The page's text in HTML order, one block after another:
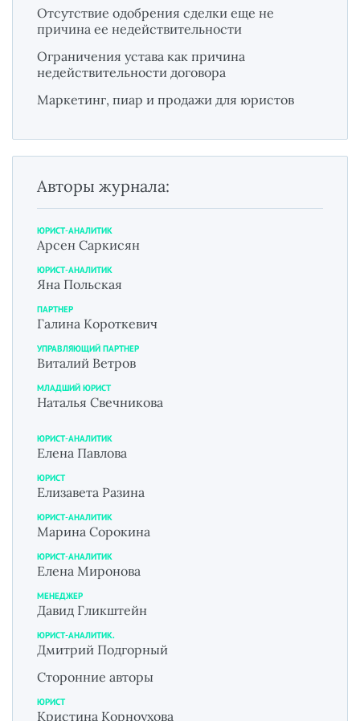
Отсутствие одобрения сделки еще не
причина ее недействительности
Ограничения устава как причина
недействительности договора
Маркетинг, пиар и продажи для юристов
Авторы журнала:
ЮРИСТ-АНАЛИТИК
Арсен Саркисян
ЮРИСТ-АНАЛИТИК
Яна Польская
ПАРТНЕР
Галина Короткевич
УПРАВЛЯЮЩИЙ ПАРТНЕР
Виталий Ветров
МЛАДШИЙ ЮРИСТ
Наталья Свечникова
ЮРИСТ-АНАЛИТИК
Елена Павлова
ЮРИСТ
Елизавета Разина
ЮРИСТ-АНАЛИТИК
Марина Сорокина
ЮРИСТ-АНАЛИТИК
Елена Миронова
МЕНЕДЖЕР
Давид Гликштейн
ЮРИСТ-АНАЛИТИК.
Дмитрий Подгорный
Сторонние авторы
ЮРИСТ
Кристина Корноухова